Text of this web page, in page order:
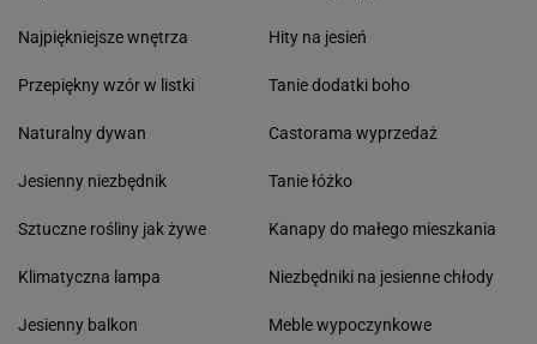
Najpiękniejsze wnętrza
Przepiękny wzór w listki
Naturalny dywan
Jesienny niezbędnik
Sztuczne rośliny jak żywe
Klimatyczna lampa
Jesienny balkon
Hity na jesień
Tanie dodatki boho
Castorama wyprzedaż
Tanie łóżko
Kanapy do małego mieszkania
Niezbędniki na jesienne chłody
Meble wypoczynkowe